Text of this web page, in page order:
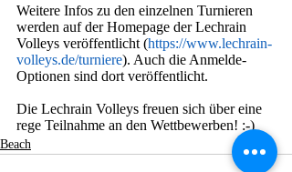
Weitere Infos zu den einzelnen Turnieren
werden auf der Homepage der Lechrain
Volleys veröffentlicht (https://www.lechrain-
volleys.de/turniere). Auch die Anmelde-
Optionen sind dort veröffentlicht.
Die Lechrain Volleys freuen sich über eine
rege Teilnahme an den Wettbewerben! :-)
Beach